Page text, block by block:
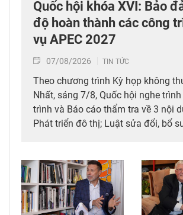
Quốc hội khóa XVI: Bảo
độ hoàn thành các công
vụ APEC 2027
07/08/2026 TIN TỨC
Theo chương trình Kỳ họp không
Nhất, sáng 7/8, Quốc hội nghe
trình và Báo cáo thẩm tra về 3 nội
Phát triển đô thị; Luật sửa đổi, bổ
nghiệp và môi trường; Luật sửa
một số điều của Luật Tần số vô
Luật Viễn thông, Luật Giao dịch
Chuyển giao công nghệ. Sau đó,